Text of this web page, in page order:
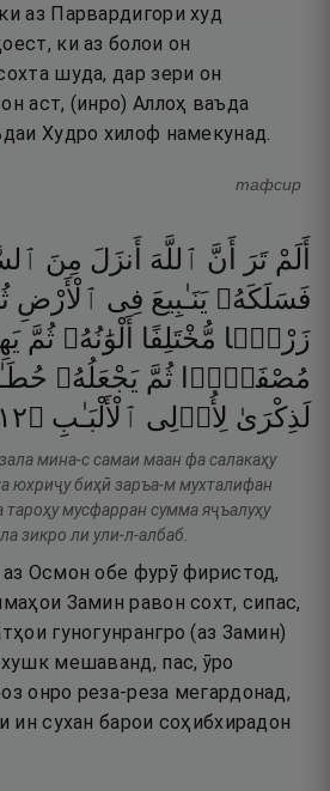
аз Парвардигори худ
ки аз болои он
шуда, дар зери он
аст, (инро) Аллоҳ ваъда
Худро хилоф намекунад.
тафсир
أَلَمْ تَرَ أَنَّ ٱللَّهَ أَنزَلَ مِنَ
فَسَلَكَهُۥ يَنَـٰبِيعَ فِى ٱلْأَرْضِ
زَرْعًۭا مُّخْتَلِفًا أَلْوَٰنُهُۥ ثُمَّ
مُصْفَرًّۭا ثُمَّ يَجْعَلُهُۥ
لَذِكْرَىٰ لِأُو۟لِى ٱلْأَلْبَـٰبِ ۝٢١
мина-с самаи маан фа салакаҳу
юхриҷу биҳӣ заръа-м мухталифан
тароҳу мусфарран сумма яҷъалуҳу
зикро ли ули-л-албаб.
Осмон обе фурӯ фиристод,
Замин равон сохт, сипас,
гуногунрангро (аз Замин)
мешаванд, пас, ӯро
онро реза-реза мегардонад,
ин сухан барои соҳибхирадон